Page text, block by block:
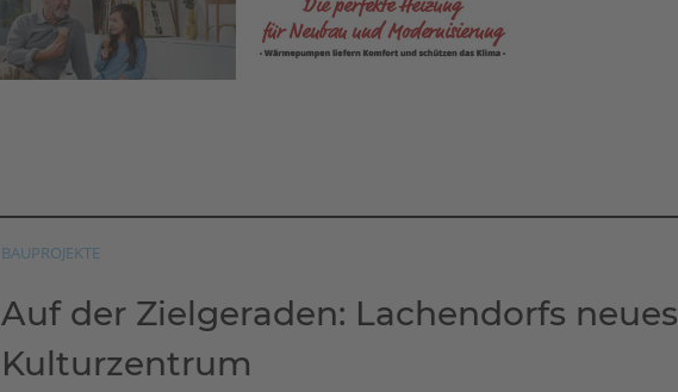
BAUPROJEKTE
Auf der Zielgeraden: Lachendorfs neues
Kulturzentrum